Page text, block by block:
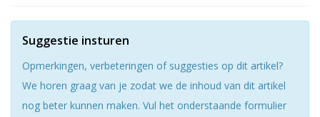
Suggestie insturen
Opmerkingen, verbeteringen of suggesties op dit artikel?
We horen graag van je zodat we de inhoud van dit artikel
nog beter kunnen maken. Vul het onderstaande formulier